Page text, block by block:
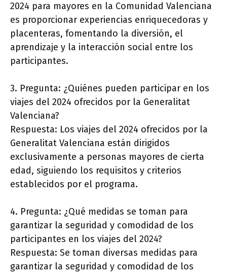
2024 para mayores en la Comunidad Valenciana
es proporcionar experiencias enriquecedoras y
placenteras, fomentando la diversión, el
aprendizaje y la interacción social entre los
participantes.
3. Pregunta: ¿Quiénes pueden participar en los
viajes del 2024 ofrecidos por la Generalitat
Valenciana?
Respuesta: Los viajes del 2024 ofrecidos por la
Generalitat Valenciana están dirigidos
exclusivamente a personas mayores de cierta
edad, siguiendo los requisitos y criterios
establecidos por el programa.
4. Pregunta: ¿Qué medidas se toman para
garantizar la seguridad y comodidad de los
participantes en los viajes del 2024?
Respuesta: Se toman diversas medidas para
garantizar la seguridad y comodidad de los